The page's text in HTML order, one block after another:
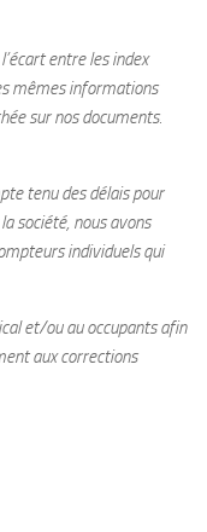
entre les index
mêmes informations
sur nos documents.
tenu des délais pour
société, nous avons
individuels qui
et/ou au occupants afin
aux corrections